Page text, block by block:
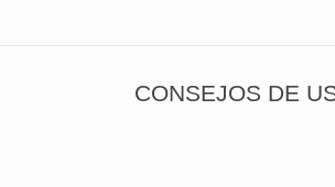
CONSEJOS DE